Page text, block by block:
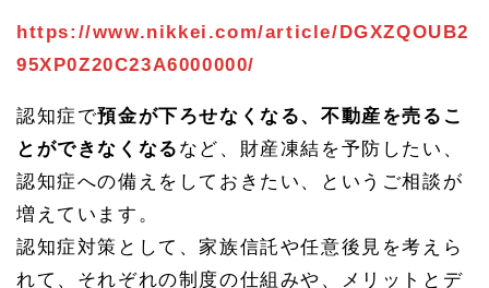
https://www.nikkei.com/article/DGXZQOUB2
95XP0Z20C23A6000000/
認知症で預金が下ろせなくなる、不動産を売るこ
とができなくなる など、財産凍結を予防したい、
認知症への備えをしておきたい、というご相談が
増えています。
認知症対策として、家族信託や任意後見を考えら
れて、それぞれの制度の仕組みや、メリットとデ